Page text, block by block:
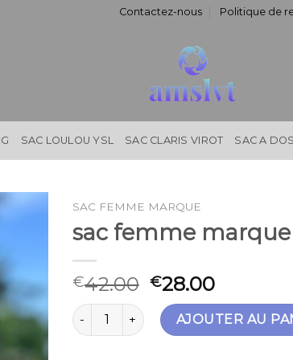
Contactez-nous Politique de
SAC LOULOU YSL SAC CLARIS VIROT SAC A
SAC FEMME MARQUE
sac femme marque
€42.00 €28.00
quantité de sac femme marque
AJOUTER AU